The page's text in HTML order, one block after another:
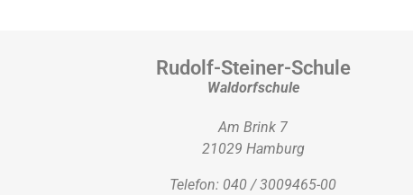
Rudolf-Steiner-Schule
Waldorfschule
Am Brink 7
21029 Hamburg
Telefon: 040 / 3009465-00